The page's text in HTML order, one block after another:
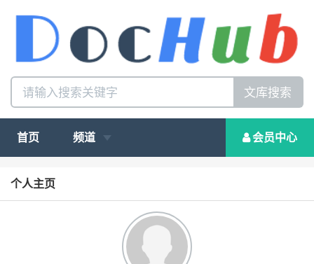
文库搜索
首页 频道 会员中心
个人主页